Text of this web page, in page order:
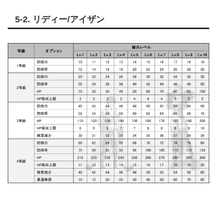
5-2. リディー/アイザン